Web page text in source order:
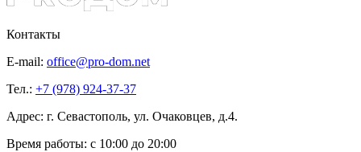
Контакты
E-mail: office@pro-dom.net
Тел.: +7 (978) 924-37-37
Адрес: г. Севастополь, ул. Очаковцев, д.4.
Время работы: с 10:00 до 20:00